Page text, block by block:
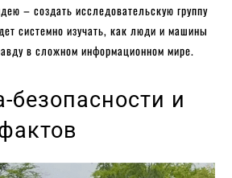
– создать исследовательскую группу
системно изучать, как люди и машины
в сложном информационном мире.
и